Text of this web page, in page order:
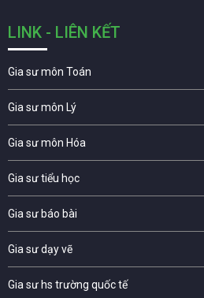
LINK - LIÊN KẾT
Gia sư môn Toán
Gia sư môn Lý
Gia sư môn Hóa
Gia sư tiểu học
Gia sư báo bài
Gia sư dạy vẽ
Gia sư hs trường quốc tế